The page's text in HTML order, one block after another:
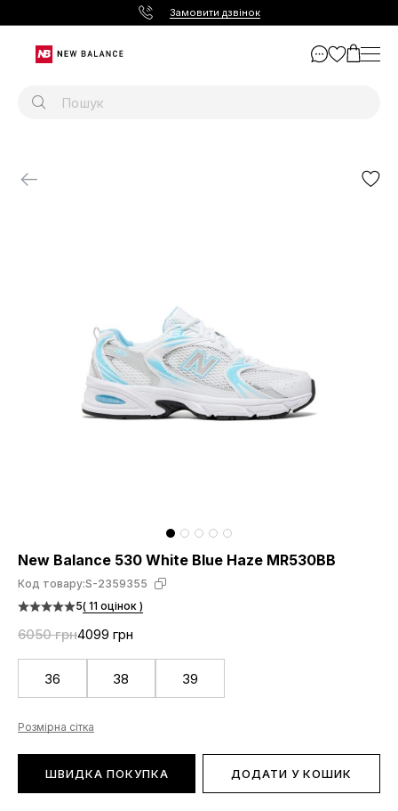
Замовити дзвінок
New Balance 530 White Blue Haze MR530BB
Код товару:S-2359355
5( 11 оцінок )
6050 грн4099 грн
36 38 39
Розмірна сітка
ШВИДКА ПОКУПКА ДОДАТИ У КОШИК